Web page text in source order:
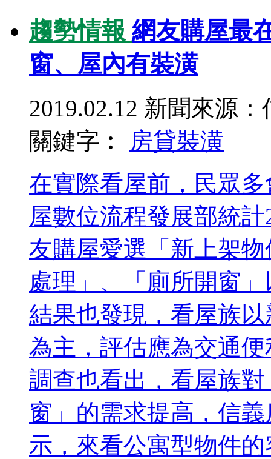
趨勢情報 網友購屋最
窗、屋內有裝潢
2019.02.12 新聞來源：
關鍵字︰
房貸裝潢
在實際看屋前，民眾
屋數位流程發展部統
友購屋愛選「新上架
處理」、「廁所開窗
結果也發現，看屋族
為主，評估應為交通
調查也看出，看屋族
窗」的需求提高，信
示，來看公寓型物件